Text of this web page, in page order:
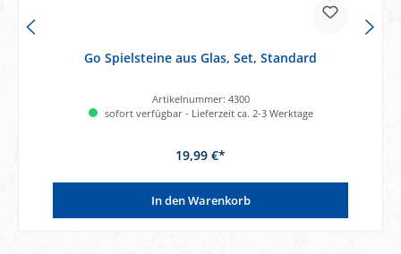
Go Spielsteine aus Glas, Set, Standard
Artikelnummer: 4300
sofort verfügbar - Lieferzeit ca. 2-3 Werktage
19,99 €*
In den Warenkorb